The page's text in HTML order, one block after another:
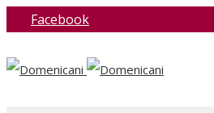
Facebook